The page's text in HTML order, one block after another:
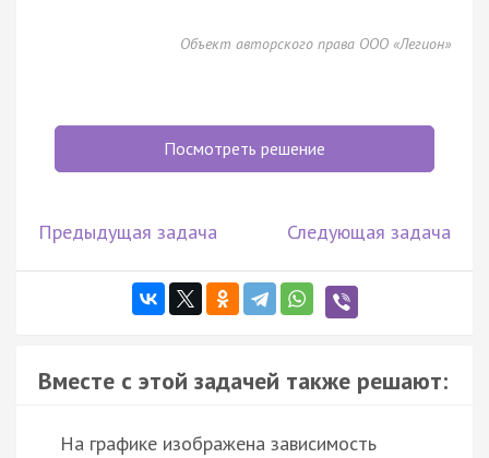
Объект авторского права ООО «Легион»
Посмотреть решение
Предыдущая задача Следующая задача
Вместе с этой задачей также решают:
На графике изображена зависимость